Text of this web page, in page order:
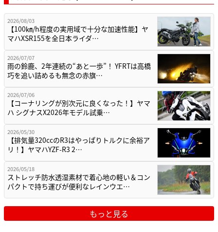
2026/08/03
【100㎞/h程度の実用域で十分な加速性能】ヤ
マハXSR155を全日本ライダ…
2026/07/07
雨の鈴鹿、2年連続の“あと一歩”！ YFRTは高橋
巧を追い詰めるも無念の赤旗…
2026/07/06
【コーナリングが別次元に良くなった！】ヤマ
ハ シグナスX2026年モデル試乗…
2026/05/30
【排気量320ccのR3はやっぱりトルクに余裕ア
リ！】ヤマハYZF-R3 2…
2026/05/18
ストレッチ防水透湿素材で着心地の軽い＆コン
パクトで持ち運びが便利なレインウエ…
もっと見る